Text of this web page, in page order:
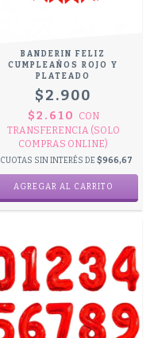
BANDERIN FELIZ
CUMPLEAÑOS ROJO Y
PLATEADO
$2.900
$2.610
CON
TRANSFERENCIA (SOLO
COMPRAS ONLINE)
CUOTAS SIN INTERÉS DE $966,67